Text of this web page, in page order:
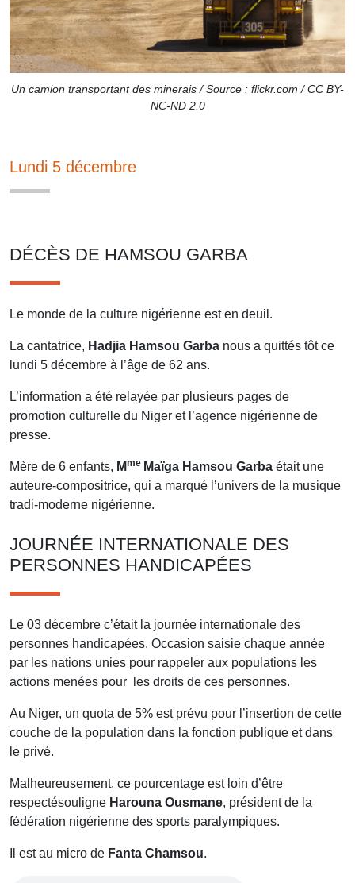
Un camion transportant des minerais / Source : flickr.com / CC BY-
NC-ND 2.0
Lundi 5 décembre
DÉCÈS DE HAMSOU GARBA
Le monde de la culture nigérienne est en deuil.
La cantatrice, Hadjia Hamsou Garba nous a quittés tôt ce
lundi 5 décembre à l’âge de 62 ans.
L’information a été relayée par plusieurs pages de
promotion culturelle du Niger et l’agence nigérienne de
presse.
Mère de 6 enfants, Mme Maïga Hamsou Garba était une
auteure-compositrice, qui a marqué l’univers de la musique
tradi-moderne nigérienne.
JOURNÉE INTERNATIONALE DES
PERSONNES HANDICAPÉES
Le 03 décembre c’était la journée internationale des
personnes handicapées. Occasion saisie chaque année
par les nations unies pour rappeler aux populations les
actions menées pour les droits de ces personnes.
Au Niger, un quota de 5% est prévu pour l’insertion de cette
couche de la population dans la fonction publique et dans
le privé.
Malheureusement, ce pourcentage est loin d’être
respectésouligne Harouna Ousmane, président de la
fédération nigérienne des sports paralympiques.
Il est au micro de Fanta Chamsou.